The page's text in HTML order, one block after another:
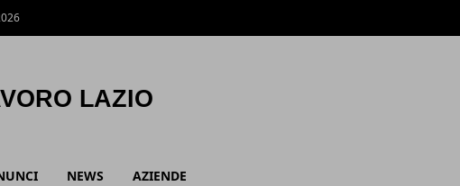
NEWS AZIENDE